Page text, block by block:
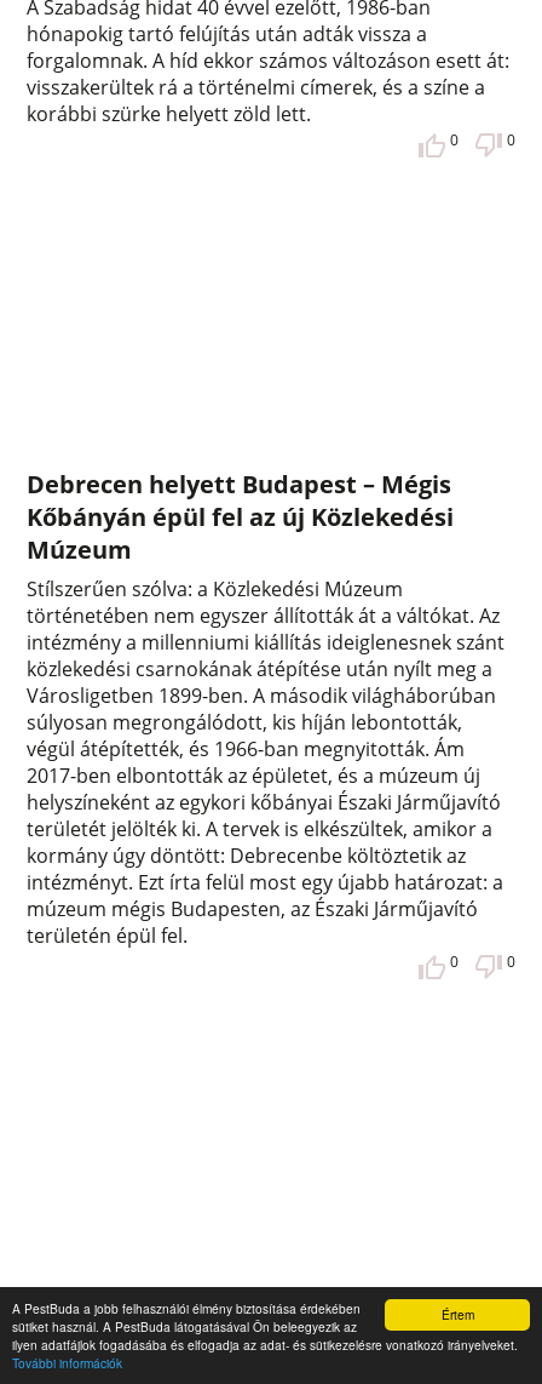
Értem
A PestBuda a jobb felhasználói élmény biztosítása érdekében
sütiket használ. A PestBuda látogatásával Ön beleegyezik az
ilyen adatfájlok fogadásába és elfogadja az adat- és sütikezelésre vonatkozó irányelveket.
További információk
A Szabadság hidat 40 évvel ezelőtt, 1986-ban
hónapokig tartó felújítás után adták vissza a
forgalomnak. A híd ekkor számos változáson esett át:
visszakerültek rá a történelmi címerek, és a színe a
korábbi szürke helyett zöld lett.
0 0
Debrecen helyett Budapest – Mégis
Kőbányán épül fel az új Közlekedési
Múzeum
Stílszerűen szólva: a Közlekedési Múzeum
történetében nem egyszer állították át a váltókat. Az
intézmény a millenniumi kiállítás ideiglenesnek szánt
közlekedési csarnokának átépítése után nyílt meg a
Városligetben 1899-ben. A második világháborúban
súlyosan megrongálódott, kis híján lebontották,
végül átépítették, és 1966-ban megnyitották. Ám
2017-ben elbontották az épületet, és a múzeum új
helyszíneként az egykori kőbányai Északi Járműjavító
területét jelölték ki. A tervek is elkészültek, amikor a
kormány úgy döntött: Debrecenbe költöztetik az
intézményt. Ezt írta felül most egy újabb határozat: a
múzeum mégis Budapesten, az Északi Járműjavító
területén épül fel.
0 0
Az Örs vezér tér különös arcai –
Átalakítás előtt Budapest legfurcsább
helye